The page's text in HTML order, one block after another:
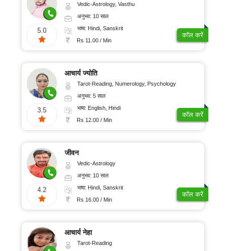
5.0
Vedic-Astrology, Vasthu
अनुभव: 10 साल
भाषा: Hindi, Sanskrit
Rs 11.00 / Min
कॉल करें
3.5
आचार्य ज्योति
Tarot-Reading, Numerology, Psychology
अनुभव: 5 साल
भाषा: English, Hindi
Rs 12.00 / Min
कॉल करें
4.2
जीवन
Vedic-Astrology
अनुभव: 10 साल
भाषा: Hindi, Sanskrit
Rs 16.00 / Min
कॉल करें
आचार्य नेहा
Tarot-Reading